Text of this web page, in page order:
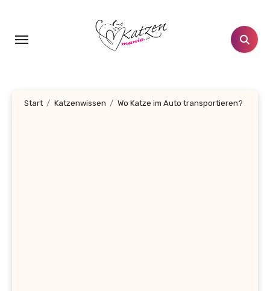
springen
Start Katzenwissen Wo Katze im Auto transportieren?